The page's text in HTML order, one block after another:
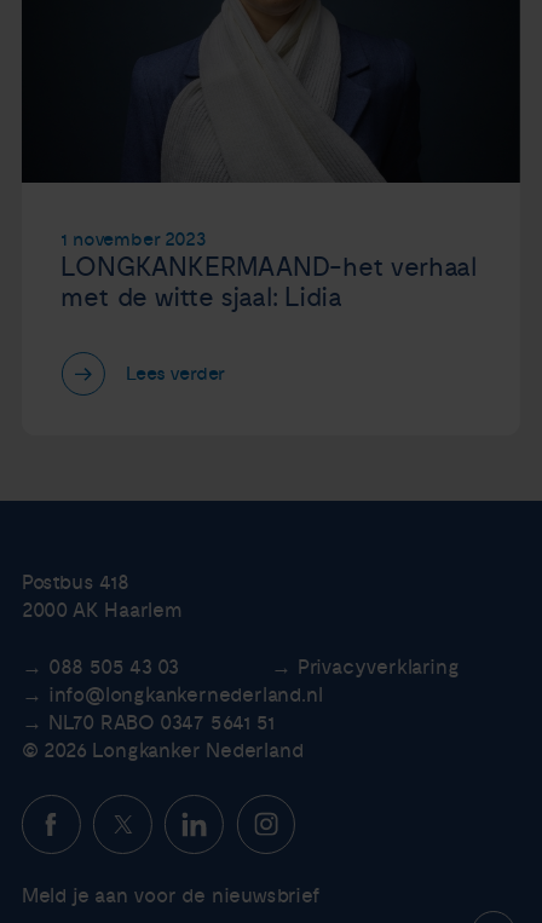
1 november 2023
LONGKANKERMAAND-het verhaal
met de witte sjaal: Lidia
Lees verder
Postbus 418
2000 AK Haarlem
088 505 43 03
Privacyverklaring
info@longkankernederland.nl
NL70 RABO 0347 5641 51
© 2026 Longkanker Nederland
Meld je aan voor de nieuwsbrief